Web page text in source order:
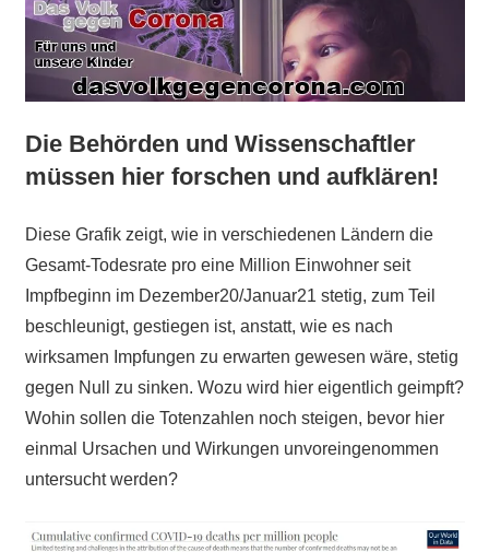
Die Behörden und Wissenschaftler
müssen hier forschen und aufklären!
Diese Grafik zeigt, wie in verschiedenen Ländern die
Gesamt-Todesrate pro eine Million Einwohner seit
Impfbeginn im Dezember20/Januar21 stetig, zum Teil
beschleunigt, gestiegen ist, anstatt, wie es nach
wirksamen Impfungen zu erwarten gewesen wäre, stetig
gegen Null zu sinken. Wozu wird hier eigentlich geimpft?
Wohin sollen die Totenzahlen noch steigen, bevor hier
einmal Ursachen und Wirkungen unvoreingenommen
untersucht werden?